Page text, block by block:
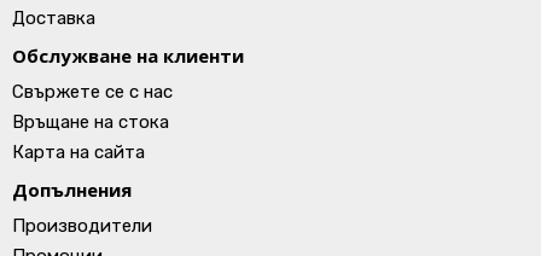
Доставка
Обслужване на клиенти
Свържете се с нас
Връщане на стока
Карта на сайта
Допълнения
Производители